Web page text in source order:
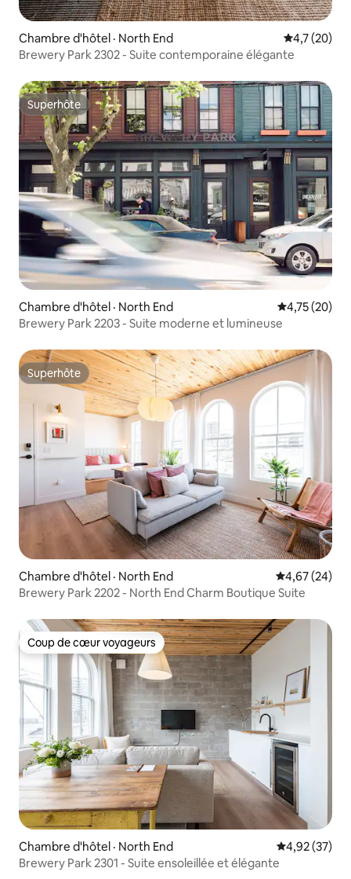
Chambre d'hôtel · North End Note
4,7 (20)
Brewery Park 2302 - Suite contemporaine élégante
Superhôte
Superhôte
Chambre d'hôtel · North End Note
4,75 (20)
Brewery Park 2203 - Suite moderne et lumineuse
Superhôte
Superhôte
Chambre d'hôtel · North End Note
4,67 (24)
Brewery Park 2202 - North End Charm Boutique Suite
Coup de cœur voyageurs
Coup de cœur voyageurs
Chambre d'hôtel · North End Note
4,92 (37)
Brewery Park 2301 - Suite ensoleillée et élégante